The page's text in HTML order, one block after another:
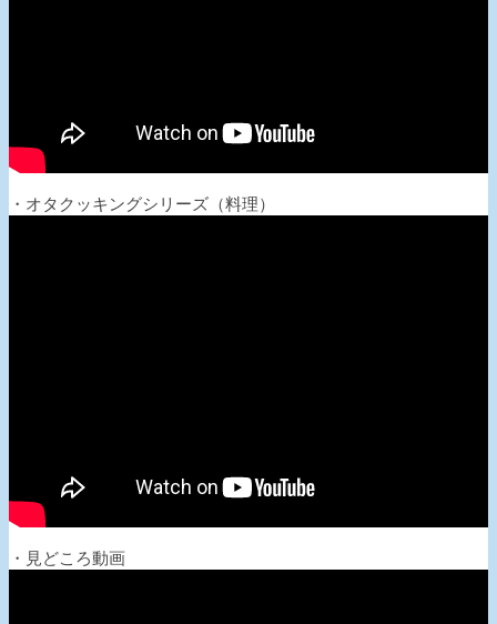
・オタクッキングシリーズ（料理）
・見どころ動画